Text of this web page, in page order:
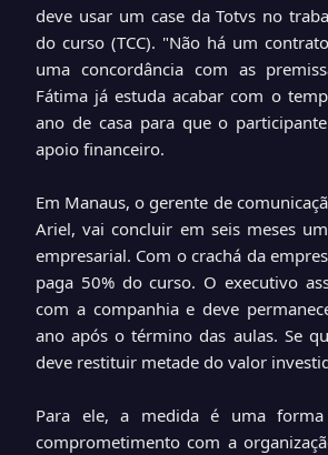
deve usar um case da Totvs no
do curso (TCC). "Não há um
uma concordância com as
Fátima já estuda acabar com o
ano de casa para que o
apoio financeiro.
Em Manaus, o gerente de
Ariel, vai concluir em seis meses
empresarial. Com o crachá da
paga 50% do curso. O executivo
com a companhia e deve
ano após o término das aulas. Se
deve restituir metade do valor
Para ele, a medida é uma
comprometimento com a